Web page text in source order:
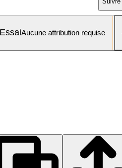
Aucune attribution requise